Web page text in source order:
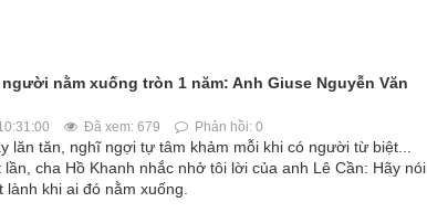
nằm xuống tròn 1 năm: Anh Giuse Nguyễn Văn
Đã xem: 679 Phản hồi: 0
lăn tăn, nghĩ ngợi tự tâm khảm mỗi khi có người từ biệt...
lần, cha Hồ Khanh nhắc nhở tôi lời của anh Lê Cần: Hãy nói
lành khi ai đó nằm xuống.